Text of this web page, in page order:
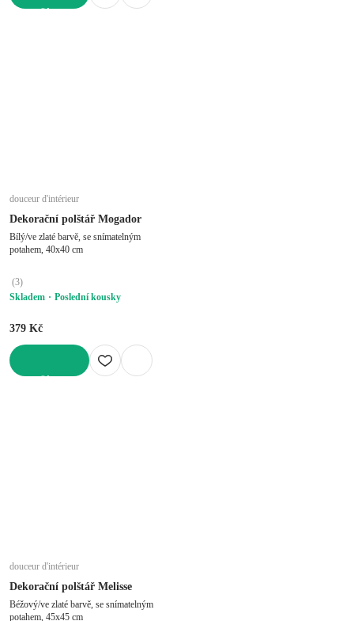
douceur d'intérieur
Dekorační polštář Mogador
Bílý/ve zlaté barvě, se snímatelným
potahem, 40x40 cm
(3)
Skladem
Poslední kousky
379 Kč
douceur d'intérieur
Dekorační polštář Melisse
Béžový/ve zlaté barvě, se snímatelným
potahem, 45x45 cm